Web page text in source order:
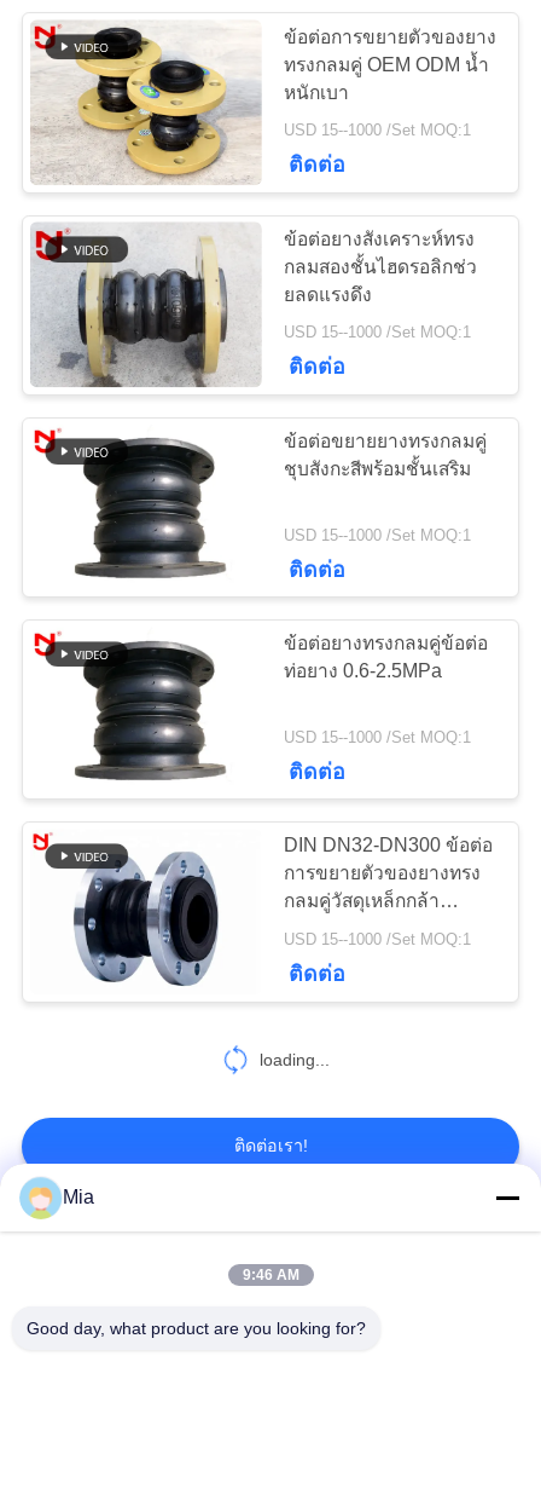
ใบ
เสนอ
ราคา
แผนผัง
เว็บไซต์
นโยบาย
ความ
ตัว
เช็ควาล์วปากเป็ด
ท่อถักโลหะ
70
ข้อต่อขยายยางลดลง
34
ข้อต่อการขยาย
PTFE
36
ข้อต่อการรื้อท่อ
43
ข้อต่อขยายโลหะ
ข้อต่อการขยายตัวของยาง
ทรงกลมคู่ OEM ODM น้ำ
หนักเบา
USD 15--1000 /Set MOQ:1
ติดต่อ
ข้อต่อยางสังเคราะห์ทรง
กลมสองชั้นไฮดรอลิกช่ว
ยลดแรงดึง
USD 15--1000 /Set MOQ:1
ติดต่อ
ข้อต่อขยายยางทรงกลมคู่
ชุบสังกะสีพร้อมชั้นเสริม
USD 15--1000 /Set MOQ:1
ติดต่อ
ข้อต่อยางทรงกลมคู่ข้อต่อ
ท่อยาง 0.6-2.5MPa
USD 15--1000 /Set MOQ:1
ติดต่อ
DIN DN32-DN300 ข้อต่อ
การขยายตัวของยางทรง
กลมคู่วัสดุเหล็กกล้า
คาร์บอน
USD 15--1000 /Set MOQ:1
ติดต่อ
loading...
ติดต่อเรา!
หมวดหมู่ยอดนิยม
ข้อต่อขยายยางทรง
ข้อต่อขยายเกลียว
Mia
9:46 AM
Good day, what product are you looking for?